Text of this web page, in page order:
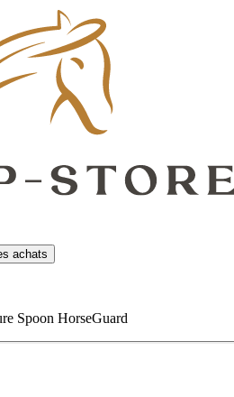
achats
Spoon HorseGuard